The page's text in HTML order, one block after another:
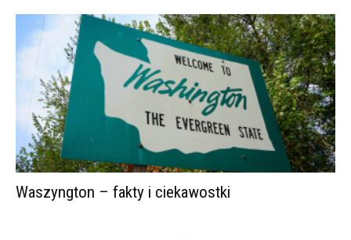
Waszyngton – fakty i ciekawostki